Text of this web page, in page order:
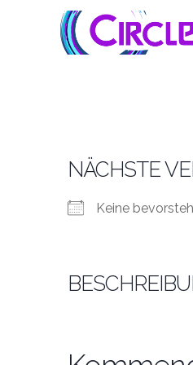
NÄCHSTE
Keine